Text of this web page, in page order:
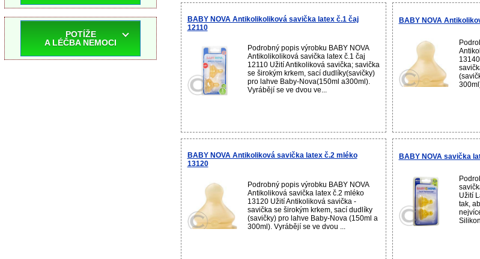
BABY NOVA Antikolikoliková savička latex č.1 čaj
12110
Podrobný popis výrobku BABY NOVA
Antikolikoliková savička latex č.1 čaj
12110 Užití Antikoliková savička; savička
se širokým krkem, sací dudlíky(savičky)
pro lahve Baby-Nova(150ml a300ml).
Vyrábějí se ve dvou ve...
BABY NOVA
BABY NOVA Antikoliková savička latex č.2 mléko
13120
Podrobný popis výrobku BABY NOVA
Antikoliková savička latex č.2 mléko
13120 Užití Antikoliková savička -
savička se širokým krkem, sací dudlíky
(savičky) pro lahve Baby-Nova (150ml a
300ml). Vyrábějí se ve dvou ...
BABY NOVA savička
Užití
tak,
POTÍŽE
A LÉČBA NEMOCI